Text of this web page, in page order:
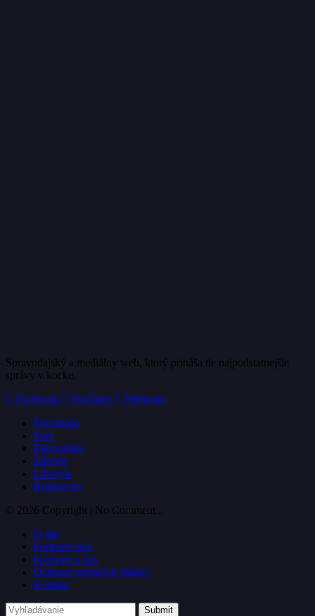
Spravodajský a mediálny web, ktorý prináša tie najpodstatnejšie
správy v kocke.
Facebook
YouTube
Telegram
Slovensko
Svet
Ekonomika
Zdravie
Lifestyle
Rozhovory
© 2026 Copyright | No Comment...
O nás
Podporte nás
Inzerujte u nás
Ochrana osobných údajov
Kontakt
Submit